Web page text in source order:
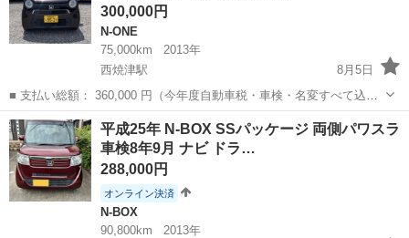
300,000円
N-ONE
75,000km
2013年
西焼津駅
8月5日
■ 支払い総額： 360,000 円（今年度自動車税・車検・名変すべて込み
価格） ■ メーカー名： ホンダ ■ 車種名： N-ONE ■ 年式： 平成25年
(2013年) ■ 走行距離： 75,000 km...
静岡 榛原郡 西焼津駅 走行距離
平成25年 N-BOX SSパッケージ 両側パワスラ
車検8年9月 ナビ ドラ…
288,000円
オンライン決済
N-BOX
90,800km
2013年